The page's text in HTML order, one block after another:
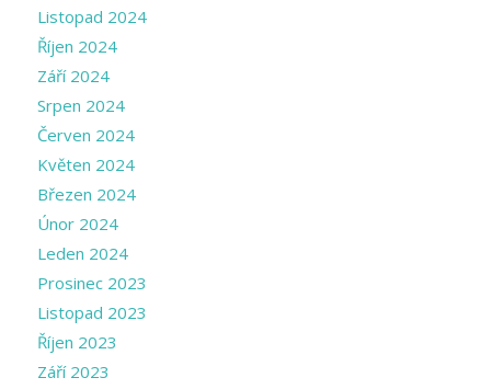
Listopad 2024
Říjen 2024
Září 2024
Srpen 2024
Červen 2024
Květen 2024
Březen 2024
Únor 2024
Leden 2024
Prosinec 2023
Listopad 2023
Říjen 2023
Září 2023